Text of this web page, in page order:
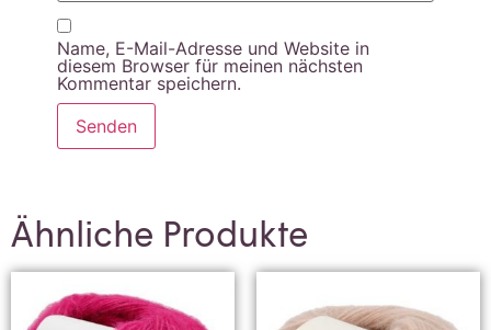
Name, E-Mail-Adresse und Website in
diesem Browser für meinen nächsten
Kommentar speichern.
Ähnliche Produkte